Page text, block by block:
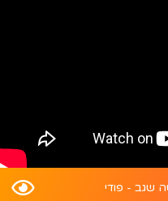
שגב - פודי